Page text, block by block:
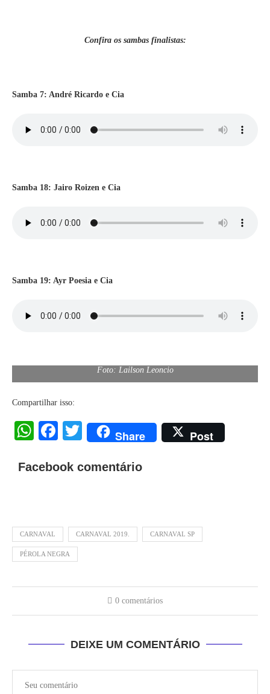
Confira os sambas finalistas:
Samba 7: André Ricardo e Cia
Samba 18: Jairo Roizen e Cia
Samba 19: Ayr Poesia e Cia
Foto: Lailson Leoncio
Compartilhar isso:
WhatsApp
Facebook
Twitter
Share Post
Facebook comentário
CARNAVAL CARNAVAL 2019. CARNAVAL SP
PÉROLA NEGRA
0 comentários
DEIXE UM COMENTÁRIO